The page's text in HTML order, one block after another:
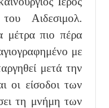
Αιδεσιμολ.
μέτρα πιο πέρα
με
μετά την
οι είσοδοι των
τη μνήμη των